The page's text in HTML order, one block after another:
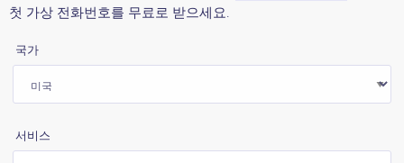
첫 가상 전화번호를 무료로 받으세요.
국가
서비스